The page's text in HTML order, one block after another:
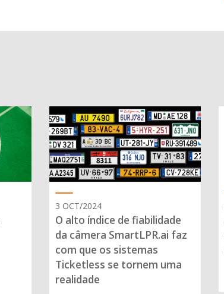
3 OCT/2024
O alto índice de fiabilidade
da câmera SmartLPR.ai faz
com que os sistemas
Ticketless se tornem uma
realidade